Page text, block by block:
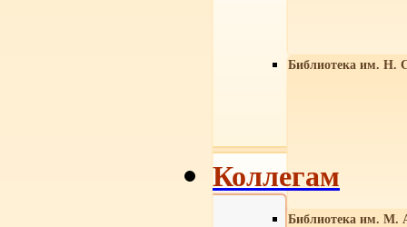
Библиотека им. Н.
Библиотека им. М.
Коллегам